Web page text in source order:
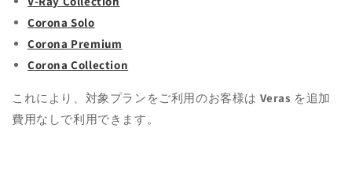
Corona Solo
Corona Premium
Corona Collection
これにより、対象プランをご利用のお客様は Veras を追加
費用なしで利用できます。